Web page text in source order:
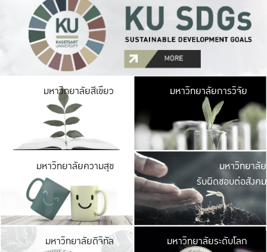
มหาวิทยาลัยสีเขียว มหาวิ
มีพื้นที่เขียวสดใส
เป็นป่าในเมือง เกษต
มหาวิทยาลัยการวิจัย
มหาวิทยาลัยความสุข มหาวิ
ค
เปิดประ
และพบเรื่องราวใ
มหาวิทยาลัย
รับผิดชอบต่อสังคม
มหาวิทยาลัยดิจิทัล มหาวิ
มหาวิทยาลัยระดับโลก